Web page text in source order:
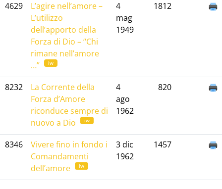
4629
L’agire nell’amore –
L’utilizzo
dell’apporto della
Forza di Dio – “Chi
rimane nell’amore
…”
iw
4
mag
1949
1812
8232
La Corrente della
Forza d’Amore
riconduce sempre di
nuovo a Dio
iw
4
ago
1962
820
8346
Vivere fino in fondo i
Comandamenti
dell’amore
iw
3 dic
1962
1457